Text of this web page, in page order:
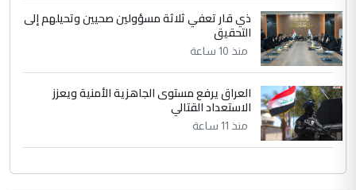
ذي قار تعفي ثلاثة مسؤولين صحيين وتحيلهم إلى
التحقيق
منذ 10 ساعة
العراق يرفع مستوى الجاهزية الأمنية ويعزز
الاستعداد القتالي
منذ 11 ساعة